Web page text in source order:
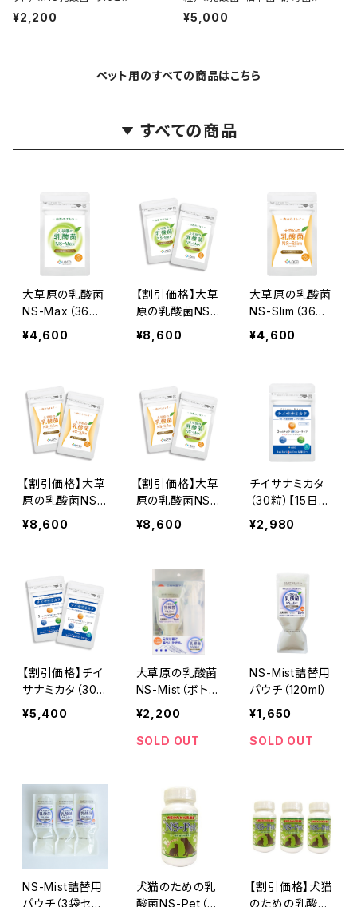
¥2,200 ¥5,000
ペット用のすべての商品はこちら
すべての商品
大草原の乳酸菌
NS-Max（36
粒） ≪18日分
¥4,600
【割引価格】大草
原の乳酸菌NS-
Max（36粒）× 2
袋セット ≪36
¥8,600
大草原の乳酸菌
NS-Slim（36粒）
≪18日分≫
¥4,600
【割引価格】大草
原の乳酸菌NS-
Slim（36粒）× 2
袋セット ≪36
¥8,600
【割引価格】大草
原の乳酸菌NS-
Max（36粒）＋N
S-Slim（36粒）【
日分≫
¥8,600
チイサナミカタ
（30粒）【15日
分】≪BG21菌発
酵物・NS乳酸
¥2,980
【割引価格】チイ
サナミカタ（30
粒）×2袋セット
（30日分） ≪B
≫
¥5,400
大草原の乳酸菌
NS-Mist（ボトル
セット）≪NS乳
酸菌・りんご≫
¥2,200
SOLD OUT
NS-Mist詰替用
パウチ（120ml）
¥1,650
SOLD OUT
NS-Mist詰替用
パウチ（3袋セッ
犬猫のための乳
酸菌NS-Pet（18
【割引価格】犬猫
のための乳酸菌